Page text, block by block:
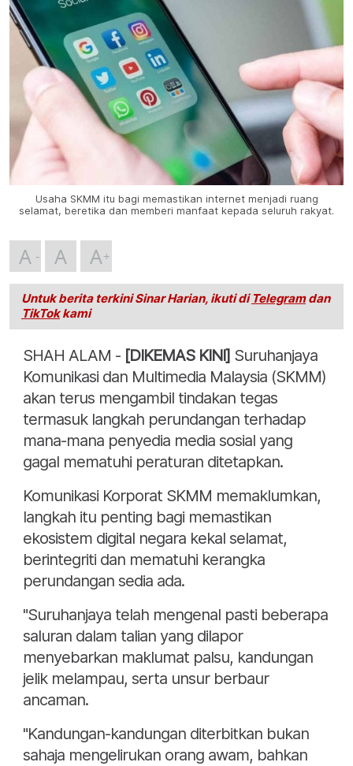
Usaha SKMM itu bagi memastikan internet menjadi ruang
selamat, beretika dan memberi manfaat kepada seluruh rakyat.
A A A
Untuk berita terkini Sinar Harian, ikuti di Telegramdan
TikTokkami
SHAH ALAM - [DIKEMAS KINI] Suruhanjaya
Komunikasi dan Multimedia Malaysia (SKMM)
akan terus mengambil tindakan tegas
termasuk langkah perundangan terhadap
mana-mana penyedia media sosial yang
gagal mematuhi peraturan ditetapkan.
Komunikasi Korporat SKMM memaklumkan,
langkah itu penting bagi memastikan
ekosistem digital negara kekal selamat,
berintegriti dan mematuhi kerangka
perundangan sedia ada.
"Suruhanjaya telah mengenal pasti beberapa
saluran dalam talian yang dilapor
menyebarkan maklumat palsu, kandungan
jelik melampau, serta unsur berbaur
ancaman.
"Kandungan-kandungan diterbitkan bukan
sahaja mengelirukan orang awam, bahkan